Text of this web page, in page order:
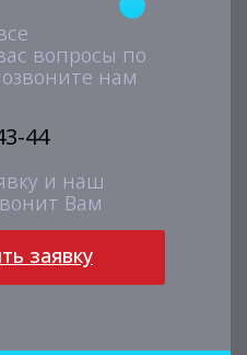
вопросы по
нам
44
и наш
Вам
заявку